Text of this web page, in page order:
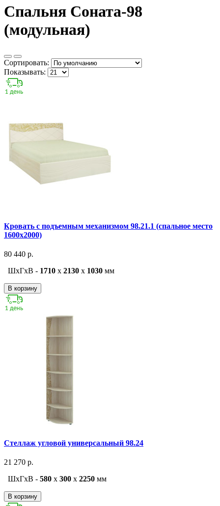
Спальня Соната-98
(модульная)
Сортировать:
Показывать:
Кровать с подъемным механизмом 98.21.1 (спальное место
1600х2000)
80 440 р.
ШxГxВ - 1710 x 2130 x 1030 мм
В корзину
Стеллаж угловой универсальный 98.24
21 270 р.
ШxГxВ - 580 x 300 x 2250 мм
В корзину